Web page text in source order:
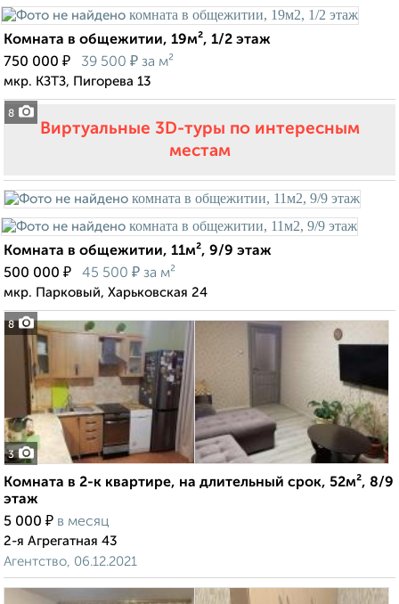
8
Комната в общежитии, 19м², 1/2 этаж
750 000 ₽ 39 500 ₽ за м²
мкр. КЗТЗ, Пигорева 13
Виртуальные 3D-туры по интересным
местам
8
Комната в общежитии, 11м², 9/9 этаж
500 000 ₽ 45 500 ₽ за м²
мкр. Парковый, Харьковская 24
3
Комната в 2-к квартире, на длительный срок, 52м², 8/9
этаж
5 000 ₽ в месяц
2-я Агрегатная 43
Агентство, 06.12.2021